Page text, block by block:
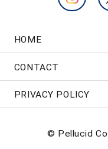
HOME
CONTACT
PRIVACY POLICY
© Pellucid